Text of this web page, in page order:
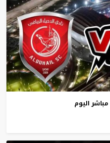
مباشر اليوم